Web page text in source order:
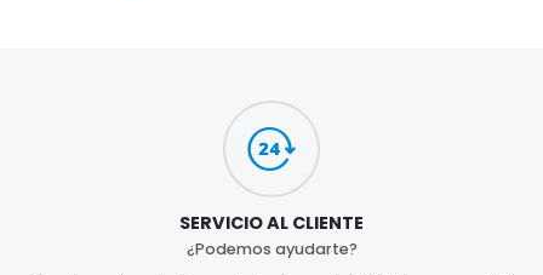
SERVICIO AL CLIENTE
¿Podemos ayudarte?